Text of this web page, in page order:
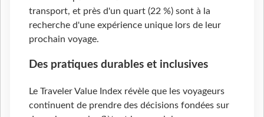
transport, et près d'un quart (22 %) sont à la
recherche d'une expérience unique lors de leur
prochain voyage.
Des pratiques durables et inclusives
Le Traveler Value Index révèle que les voyageurs
continuent de prendre des décisions fondées sur